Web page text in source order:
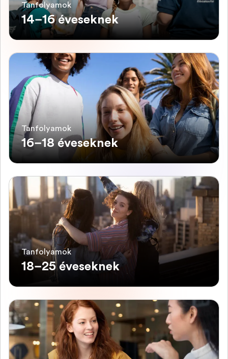
Tanfolyamok
14–16 éveseknek
Tanfolyamok
16–18 éveseknek
Tanfolyamok
18–25 éveseknek